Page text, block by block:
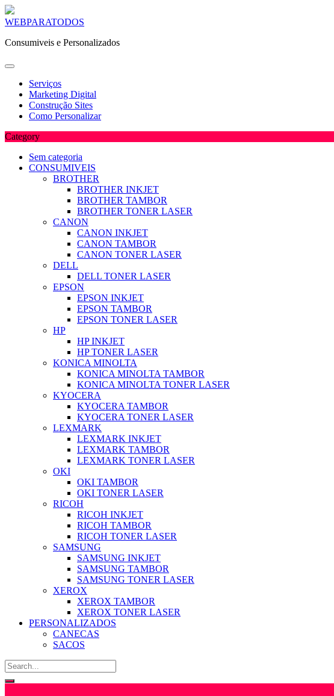
Skip
content
WEBPARATODOS
Consumiveis e Personalizados
Serviços
Marketing Digital
Construção Sites
Como Personalizar
Category
Sem categoria
CONSUMIVEIS
BROTHER
BROTHER INKJET
BROTHER TAMBOR
BROTHER TONER LASER
CANON
CANON INKJET
CANON TAMBOR
CANON TONER LASER
DELL
DELL TONER LASER
EPSON
EPSON INKJET
EPSON TAMBOR
EPSON TONER LASER
HP
HP INKJET
HP TONER LASER
KONICA MINOLTA
KONICA MINOLTA TAMBOR
KONICA MINOLTA TONER LASER
KYOCERA
KYOCERA TAMBOR
KYOCERA TONER LASER
LEXMARK
LEXMARK INKJET
LEXMARK TAMBOR
LEXMARK TONER LASER
OKI
OKI TAMBOR
OKI TONER LASER
RICOH
RICOH INKJET
RICOH TAMBOR
RICOH TONER LASER
SAMSUNG
SAMSUNG INKJET
SAMSUNG TAMBOR
SAMSUNG TONER LASER
XEROX
XEROX TAMBOR
XEROX TONER LASER
PERSONALIZADOS
CANECAS
SACOS